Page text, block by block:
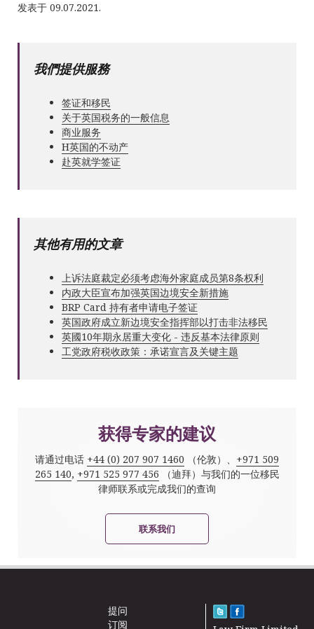
发表于 09.07.2021.
我們提供服務
签证和移民
关于英国税务的一般信息
商业服务
Н英国的不动产
赴英就学签证
其他有用的文章
上诉法庭裁定必须考虑海外家庭成员第8条权利
内政大臣宣布加强英国边境安全新措施
BRP Card 持有者申请电子签证
英国政府成立新边境安全指挥部以打击非法移民
英國10年期永居重大变化 - 违反基本法律原则
工党政府税收政策：承诺宣言及关键主题
获得专家的建议
请通过电话 +44 (0) 207 907 1460 （伦敦）、 +971 509
265 140, +971 525 977 456 （迪拜）与我们的一位移民
律师联系或完成我们的查询
联系我们
提问
订阅